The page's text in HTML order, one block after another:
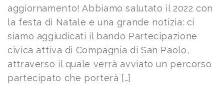
aggiornamento! Abbiamo salutato il 2022 con
la festa di Natale e una grande notizia: ci
siamo aggiudicati il bando Partecipazione
civica attiva di Compagnia di San Paolo,
attraverso il quale verrà avviato un percorso
partecipato che porterà […]